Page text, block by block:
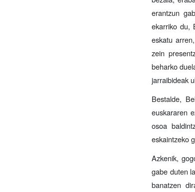
erantzun
ekarriko du,
eskatu
zein
beharko
jarraibideak
Bestalde,
euskararen
osoa
eskaintzeko
Azkenik,
gabe duten
banatzen